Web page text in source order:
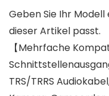
Geben Sie Ihr Modell
dieser Artikel passt.
【Mehrfache
TRS/TRRS